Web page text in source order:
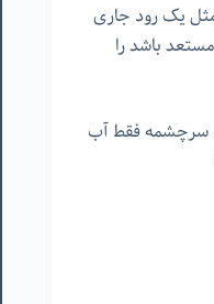
یک رود جاری
باشد را
سرچشمه فقط آب